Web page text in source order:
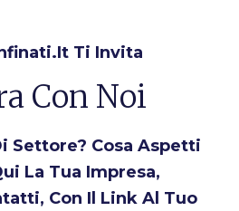
Ti Invita
Con Noi
Settore? Cosa Aspetti
La Tua Impresa,
Con Il Link Al Tuo